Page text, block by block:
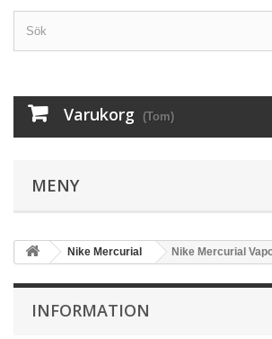
Varukorg (Tom)
MENY
Nike Mercurial Nike Mercurial
INFORMATION